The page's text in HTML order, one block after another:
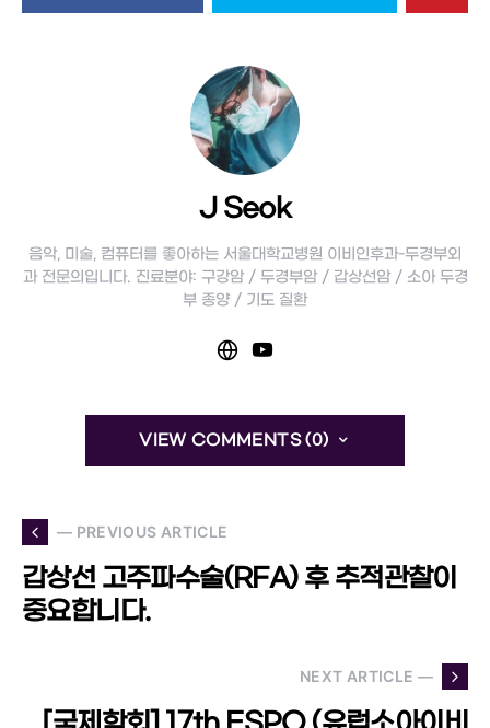
J Seok
음악, 미술, 컴퓨터를 좋아하는 서울대학교병원 이비인후과-두경부외
과 전문의입니다. 진료분야: 구강암 / 두경부암 / 갑상선암 / 소아 두경
부 종양 / 기도 질환
VIEW COMMENTS (0)
— PREVIOUS ARTICLE
갑상선 고주파수술(RFA) 후 추적관찰이
중요합니다.
NEXT ARTICLE —